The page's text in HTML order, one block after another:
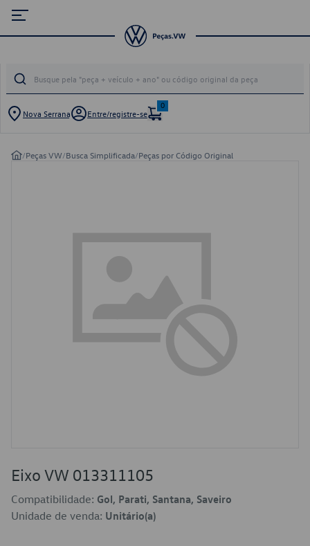
Nova Serrana Entre/registre-se
0
/Peças VW/Busca Simplificada/Peças por Código Original
Eixo VW 013311105
Compatibilidade: Gol, Parati, Santana, Saveiro
Unidade de venda: Unitário(a)